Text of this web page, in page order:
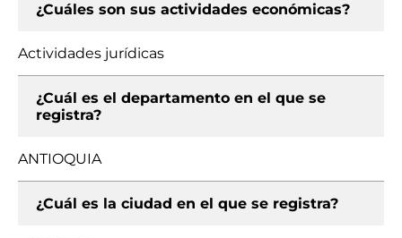
¿Cuáles son sus actividades económicas?
Actividades jurídicas
¿Cuál es el departamento en el que se
registra?
ANTIOQUIA
¿Cuál es la ciudad en el que se registra?